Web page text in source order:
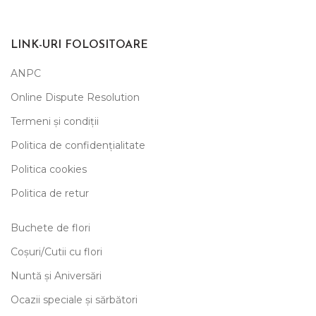
LINK-URI FOLOSITOARE
ANPC
Online Dispute Resolution
Termeni și condiții
Politica de confidențialitate
Politica cookies
Politica de retur
Buchete de flori
Coșuri/Cutii cu flori
Nuntă și Aniversări
Ocazii speciale și sărbători